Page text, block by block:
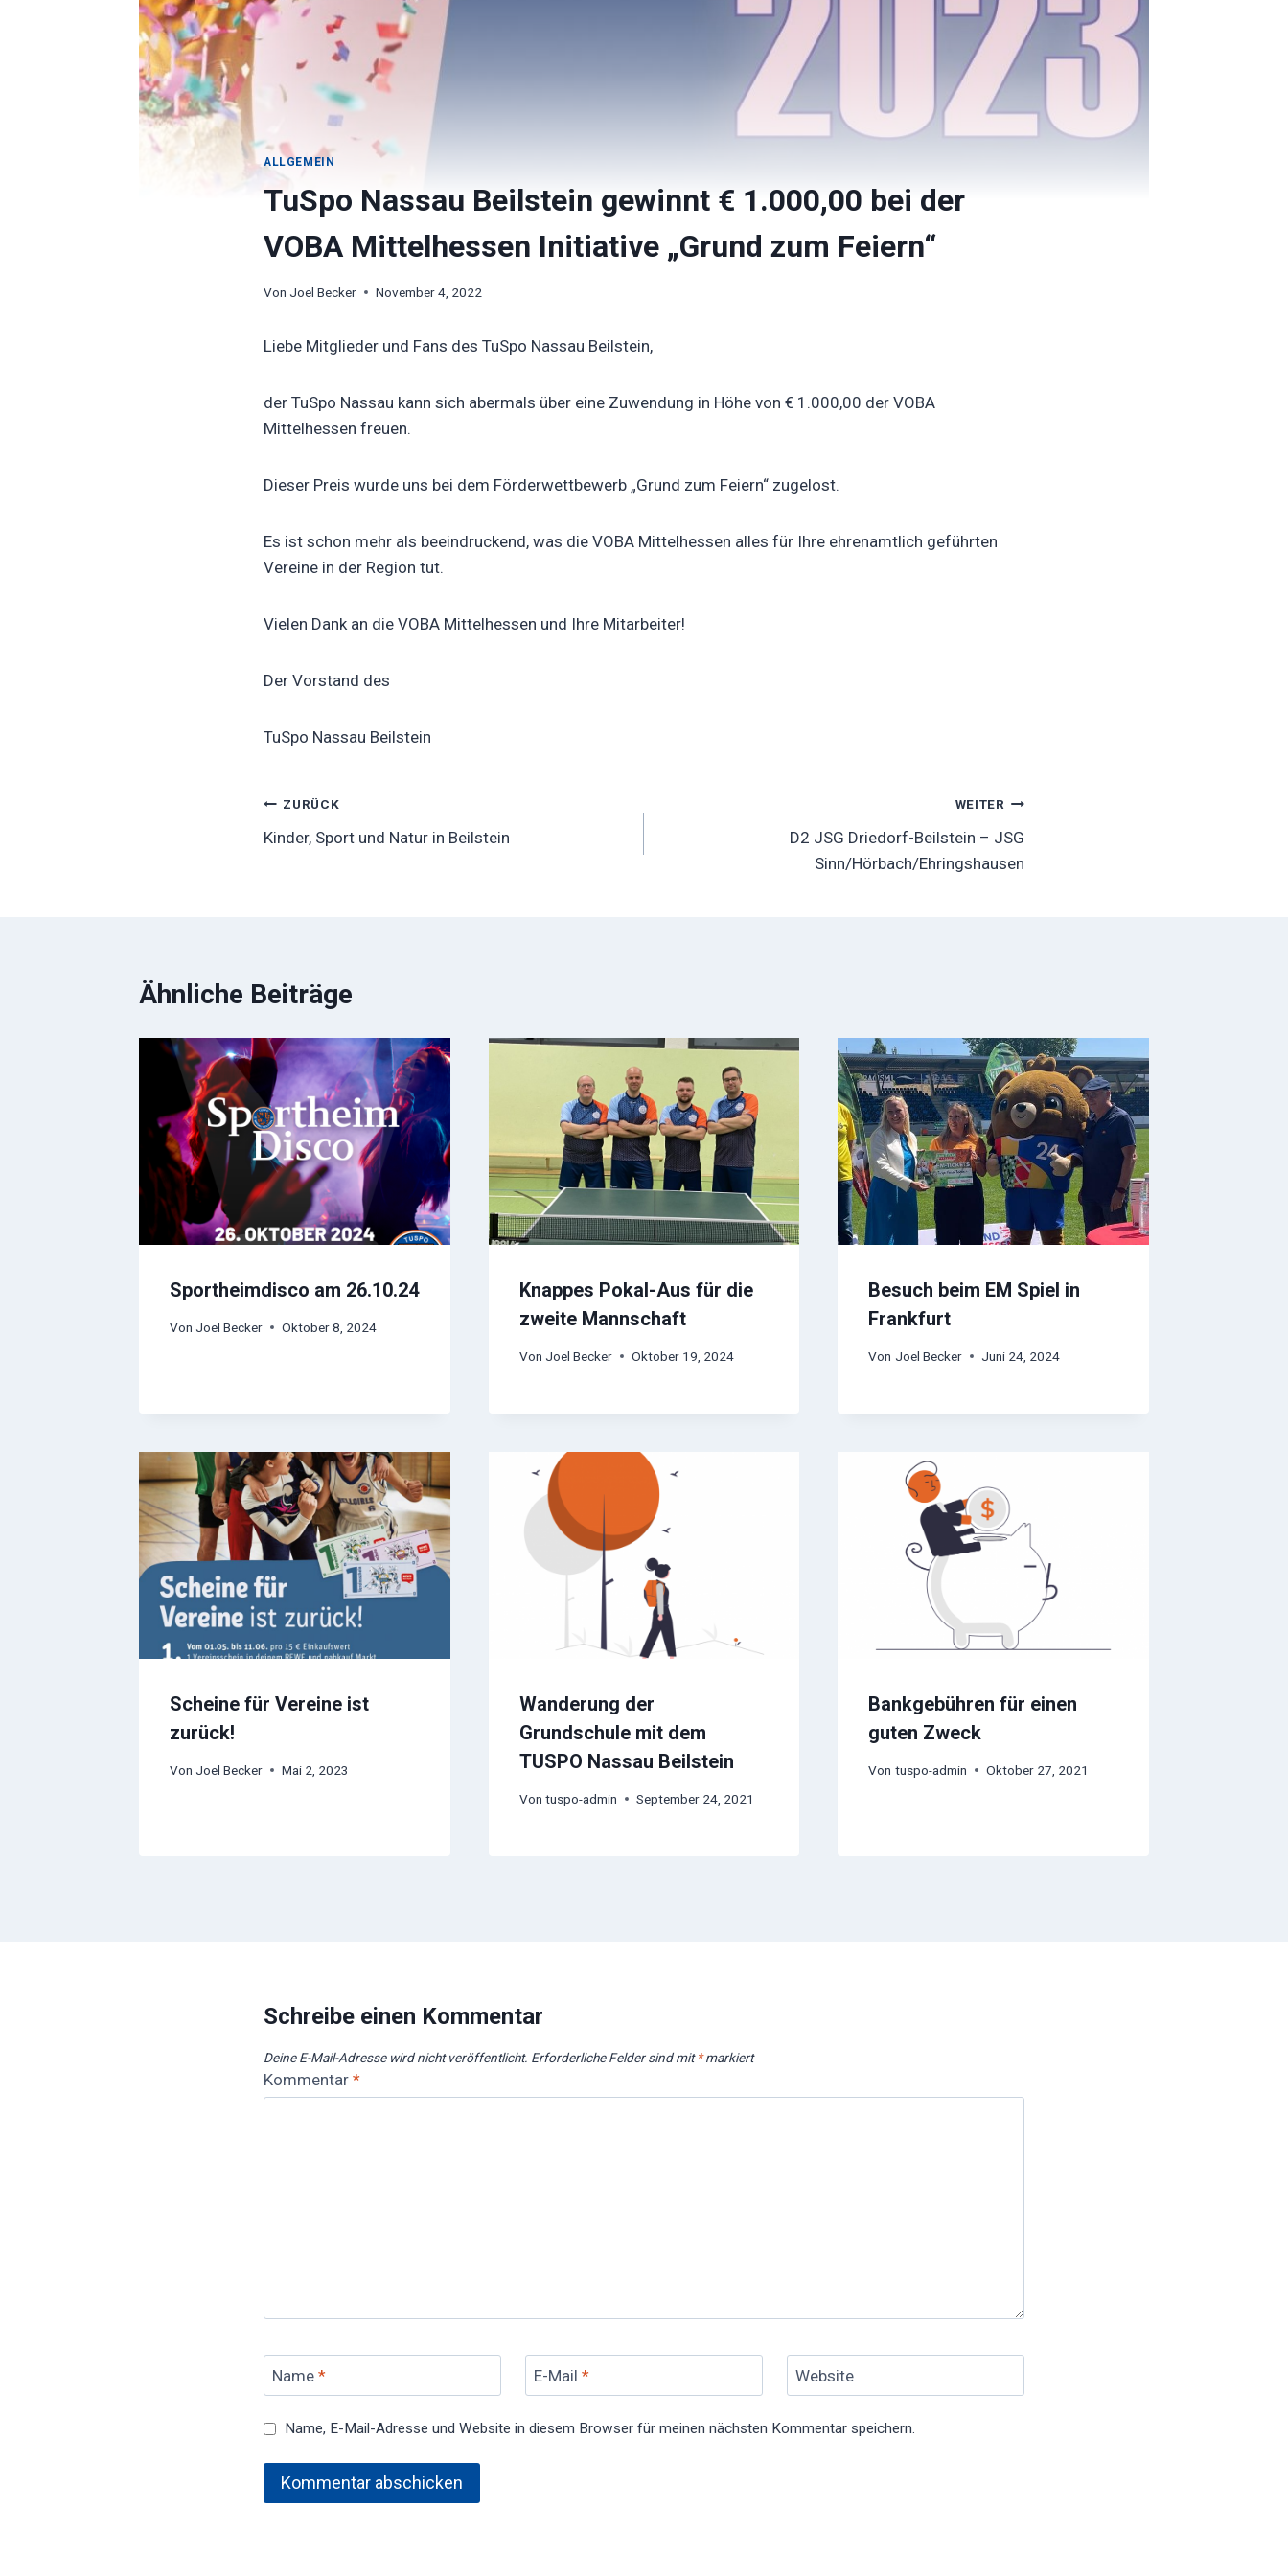
ALLGEMEIN
TuSpo Nassau Beilstein gewinnt € 1.000,00 bei der
VOBA Mittelhessen Initiative „Grund zum Feiern“
Von Joel Becker November 4, 2022
Liebe Mitglieder und Fans des TuSpo Nassau Beilstein,
der TuSpo Nassau kann sich abermals über eine Zuwendung in Höhe von € 1.000,00 der VOBA
Mittelhessen freuen.
Dieser Preis wurde uns bei dem Förderwettbewerb „Grund zum Feiern“ zugelost.
Es ist schon mehr als beeindruckend, was die VOBA Mittelhessen alles für Ihre ehrenamtlich geführten
Vereine in der Region tut.
Vielen Dank an die VOBA Mittelhessen und Ihre Mitarbeiter!
Der Vorstand des
TuSpo Nassau Beilstein
Beitragsnavigation
ZURÜCK
Kinder, Sport und Natur in Beilstein
WEITER
D2 JSG Driedorf-Beilstein – JSG
Sinn/Hörbach/Ehringshausen
Ähnliche Beiträge
Sportheimdisco am 26.10.24
Von Joel Becker Oktober 8, 2024
Knappes Pokal-Aus für die
zweite Mannschaft
Von Joel Becker Oktober 19, 2024
Besuch beim EM Spiel in
Frankfurt
Von Joel Becker Juni 24, 2024
Scheine für Vereine ist
zurück!
Von Joel Becker Mai 2, 2023
Wanderung der
Grundschule mit dem
TUSPO Nassau Beilstein
Von tuspo-admin September 24, 2021
Bankgebühren für einen
guten Zweck
Von tuspo-admin Oktober 27, 2021
Schreibe einen Kommentar
Deine E-Mail-Adresse wird nicht veröffentlicht. Erforderliche Felder sind mit*markiert
Kommentar *
Name * E-Mail * Website
Name, E-Mail-Adresse und Website in diesem Browser für meinen nächsten Kommentar speichern.